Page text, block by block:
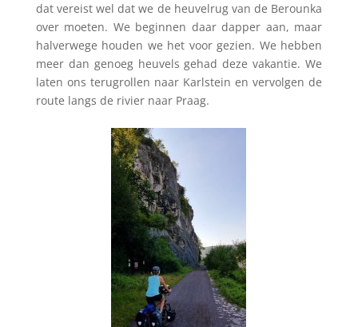
dat vereist wel dat we de heuvelrug van de Berounka
over moeten. We beginnen daar dapper aan, maar
halverwege houden we het voor gezien. We hebben
meer dan genoeg heuvels gehad deze vakantie. We
laten ons terugrollen naar Karlstein en vervolgen de
route langs de rivier naar Praag.